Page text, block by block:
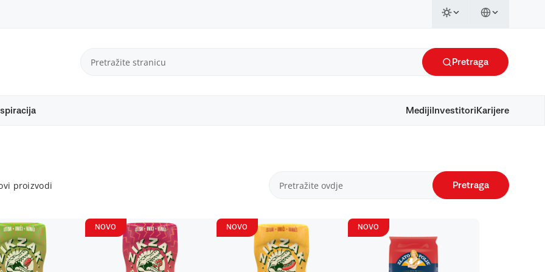
Pretraga
Mediji Investitori Karijere
proizvodi Pretraga
NOVO NOVO NOVO